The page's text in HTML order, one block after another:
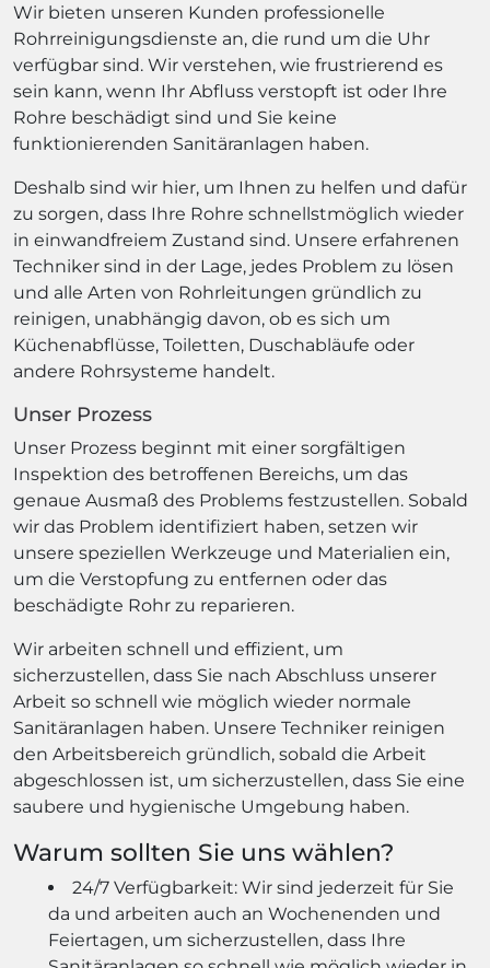
Wir bieten unseren Kunden professionelle
Rohrreinigungsdienste an, die rund um die Uhr
verfügbar sind. Wir verstehen, wie frustrierend es
sein kann, wenn Ihr Abfluss verstopft ist oder Ihre
Rohre beschädigt sind und Sie keine
funktionierenden Sanitäranlagen haben.
Deshalb sind wir hier, um Ihnen zu helfen und dafür
zu sorgen, dass Ihre Rohre schnellstmöglich wieder
in einwandfreiem Zustand sind. Unsere erfahrenen
Techniker sind in der Lage, jedes Problem zu lösen
und alle Arten von Rohrleitungen gründlich zu
reinigen, unabhängig davon, ob es sich um
Küchenabflüsse, Toiletten, Duschabläufe oder
andere Rohrsysteme handelt.
Unser Prozess
Unser Prozess beginnt mit einer sorgfältigen
Inspektion des betroffenen Bereichs, um das
genaue Ausmaß des Problems festzustellen. Sobald
wir das Problem identifiziert haben, setzen wir
unsere speziellen Werkzeuge und Materialien ein,
um die Verstopfung zu entfernen oder das
beschädigte Rohr zu reparieren.
Wir arbeiten schnell und effizient, um
sicherzustellen, dass Sie nach Abschluss unserer
Arbeit so schnell wie möglich wieder normale
Sanitäranlagen haben. Unsere Techniker reinigen
den Arbeitsbereich gründlich, sobald die Arbeit
abgeschlossen ist, um sicherzustellen, dass Sie eine
saubere und hygienische Umgebung haben.
Warum sollten Sie uns wählen?
24/7 Verfügbarkeit: Wir sind jederzeit für Sie
da und arbeiten auch an Wochenenden und
Feiertagen, um sicherzustellen, dass Ihre